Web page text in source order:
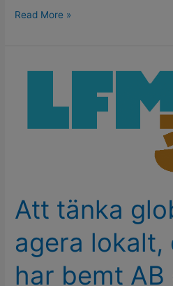
Read More »
Att tänka
agera lokalt,
har bemt
Att
har
AB
med